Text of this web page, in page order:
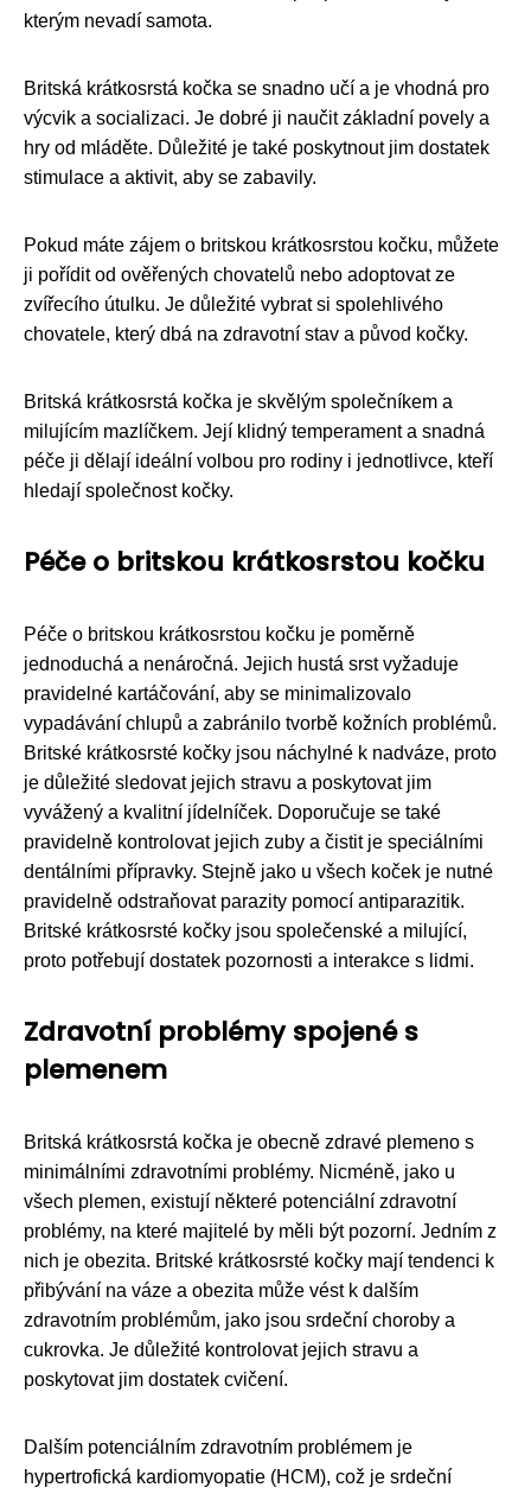
kterým nevadí samota.
Britská krátkosrstá kočka se snadno učí a je vhodná pro
výcvik a socializaci. Je dobré ji naučit základní povely a
hry od mláděte. Důležité je také poskytnout jim dostatek
stimulace a aktivit, aby se zabavily.
Pokud máte zájem o britskou krátkosrstou kočku, můžete
ji pořídit od ověřených chovatelů nebo adoptovat ze
zvířecího útulku. Je důležité vybrat si spolehlivého
chovatele, který dbá na zdravotní stav a původ kočky.
Britská krátkosrstá kočka je skvělým společníkem a
milujícím mazlíčkem. Její klidný temperament a snadná
péče ji dělají ideální volbou pro rodiny i jednotlivce, kteří
hledají společnost kočky.
Péče o britskou krátkosrstou kočku
Péče o britskou krátkosrstou kočku je poměrně
jednoduchá a nenáročná. Jejich hustá srst vyžaduje
pravidelné kartáčování, aby se minimalizovalo
vypadávání chlupů a zabránilo tvorbě kožních problémů.
Britské krátkosrsté kočky jsou náchylné k nadváze, proto
je důležité sledovat jejich stravu a poskytovat jim
vyvážený a kvalitní jídelníček. Doporučuje se také
pravidelně kontrolovat jejich zuby a čistit je speciálními
dentálními přípravky. Stejně jako u všech koček je nutné
pravidelně odstraňovat parazity pomocí antiparazitik.
Britské krátkosrsté kočky jsou společenské a milující,
proto potřebují dostatek pozornosti a interakce s lidmi.
Zdravotní problémy spojené s
plemenem
Britská krátkosrstá kočka je obecně zdravé plemeno s
minimálními zdravotními problémy. Nicméně, jako u
všech plemen, existují některé potenciální zdravotní
problémy, na které majitelé by měli být pozorní. Jedním z
nich je obezita. Britské krátkosrsté kočky mají tendenci k
přibývání na váze a obezita může vést k dalším
zdravotním problémům, jako jsou srdeční choroby a
cukrovka. Je důležité kontrolovat jejich stravu a
poskytovat jim dostatek cvičení.
Dalším potenciálním zdravotním problémem je
hypertrofická kardiomyopatie (HCM), což je srdeční